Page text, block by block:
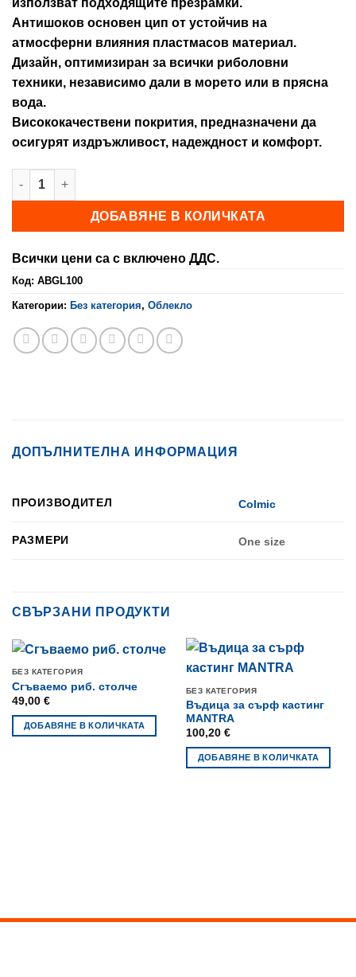
Антишоков основен цип от устойчив на
атмосферни влияния пластмасов материал.
Дизайн, оптимизиран за всички риболовни
техники, независимо дали в морето или в прясна
вода.
Висококачествени покрития, предназначени да
осигурят издръжливост, надеждност и комфорт.
количество за Елек за риболов
ДОБАВЯНЕ В КОЛИЧКАТА
Всички цени са с включено ДДС.
Код: ABGL100
Категории: Без категория, Облекло
ДОПЪЛНИТЕЛНА ИНФОРМАЦИЯ
ПРОИЗВОДИТЕЛ Colmic
РАЗМЕРИ One size
СВЪРЗАНИ ПРОДУКТИ
БЕЗ КАТЕГОРИЯ
Сгъваемо риб. столче
49,00 €
ДОБАВЯНЕ В КОЛИЧКАТА
БЕЗ КАТЕГОРИЯ
Въдица за сърф кастинг
MANTRA
100,20 €
ДОБАВЯНЕ В КОЛИЧКАТА